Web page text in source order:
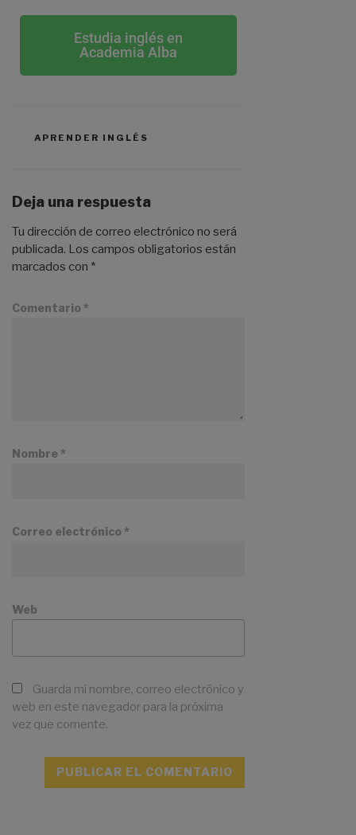
Estudia inglés en
Academia Alba
APRENDER INGLÉS
Deja una respuesta
Tu dirección de correo electrónico no será
publicada. Los campos obligatorios están
marcados con *
Comentario *
Nombre *
Correo electrónico *
Web
Guarda mi nombre, correo electrónico y
web en este navegador para la próxima
vez que comente.